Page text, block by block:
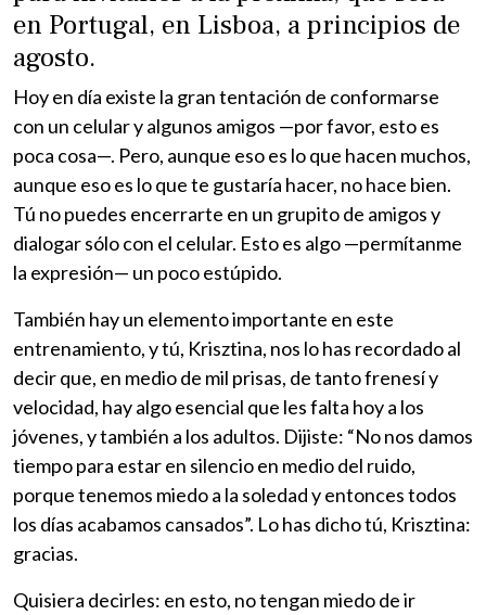
en Portugal, en Lisboa, a principios de
agosto.
Hoy en día existe la gran tentación de conformarse
con un celular y algunos amigos —por favor, esto es
poca cosa—. Pero, aunque eso es lo que hacen muchos,
aunque eso es lo que te gustaría hacer, no hace bien.
Tú no puedes encerrarte en un grupito de amigos y
dialogar sólo con el celular. Esto es algo —permítanme
la expresión— un poco estúpido.
También hay un elemento importante en este
entrenamiento, y tú, Krisztina, nos lo has recordado al
decir que, en medio de mil prisas, de tanto frenesí y
velocidad, hay algo esencial que les falta hoy a los
jóvenes, y también a los adultos. Dijiste: “No nos damos
tiempo para estar en silencio en medio del ruido,
porque tenemos miedo a la soledad y entonces todos
los días acabamos cansados”. Lo has dicho tú, Krisztina:
gracias.
Quisiera decirles: en esto, no tengan miedo de ir